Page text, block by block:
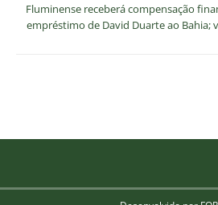
Fluminense receberá compensação
empréstimo de David Duarte ao Bahia;